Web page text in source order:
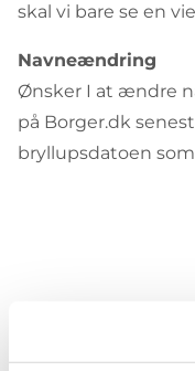
skal vi bare se en
Navneændring
Ønsker I at ændre
på Borger.dk
bryllupsdatoen